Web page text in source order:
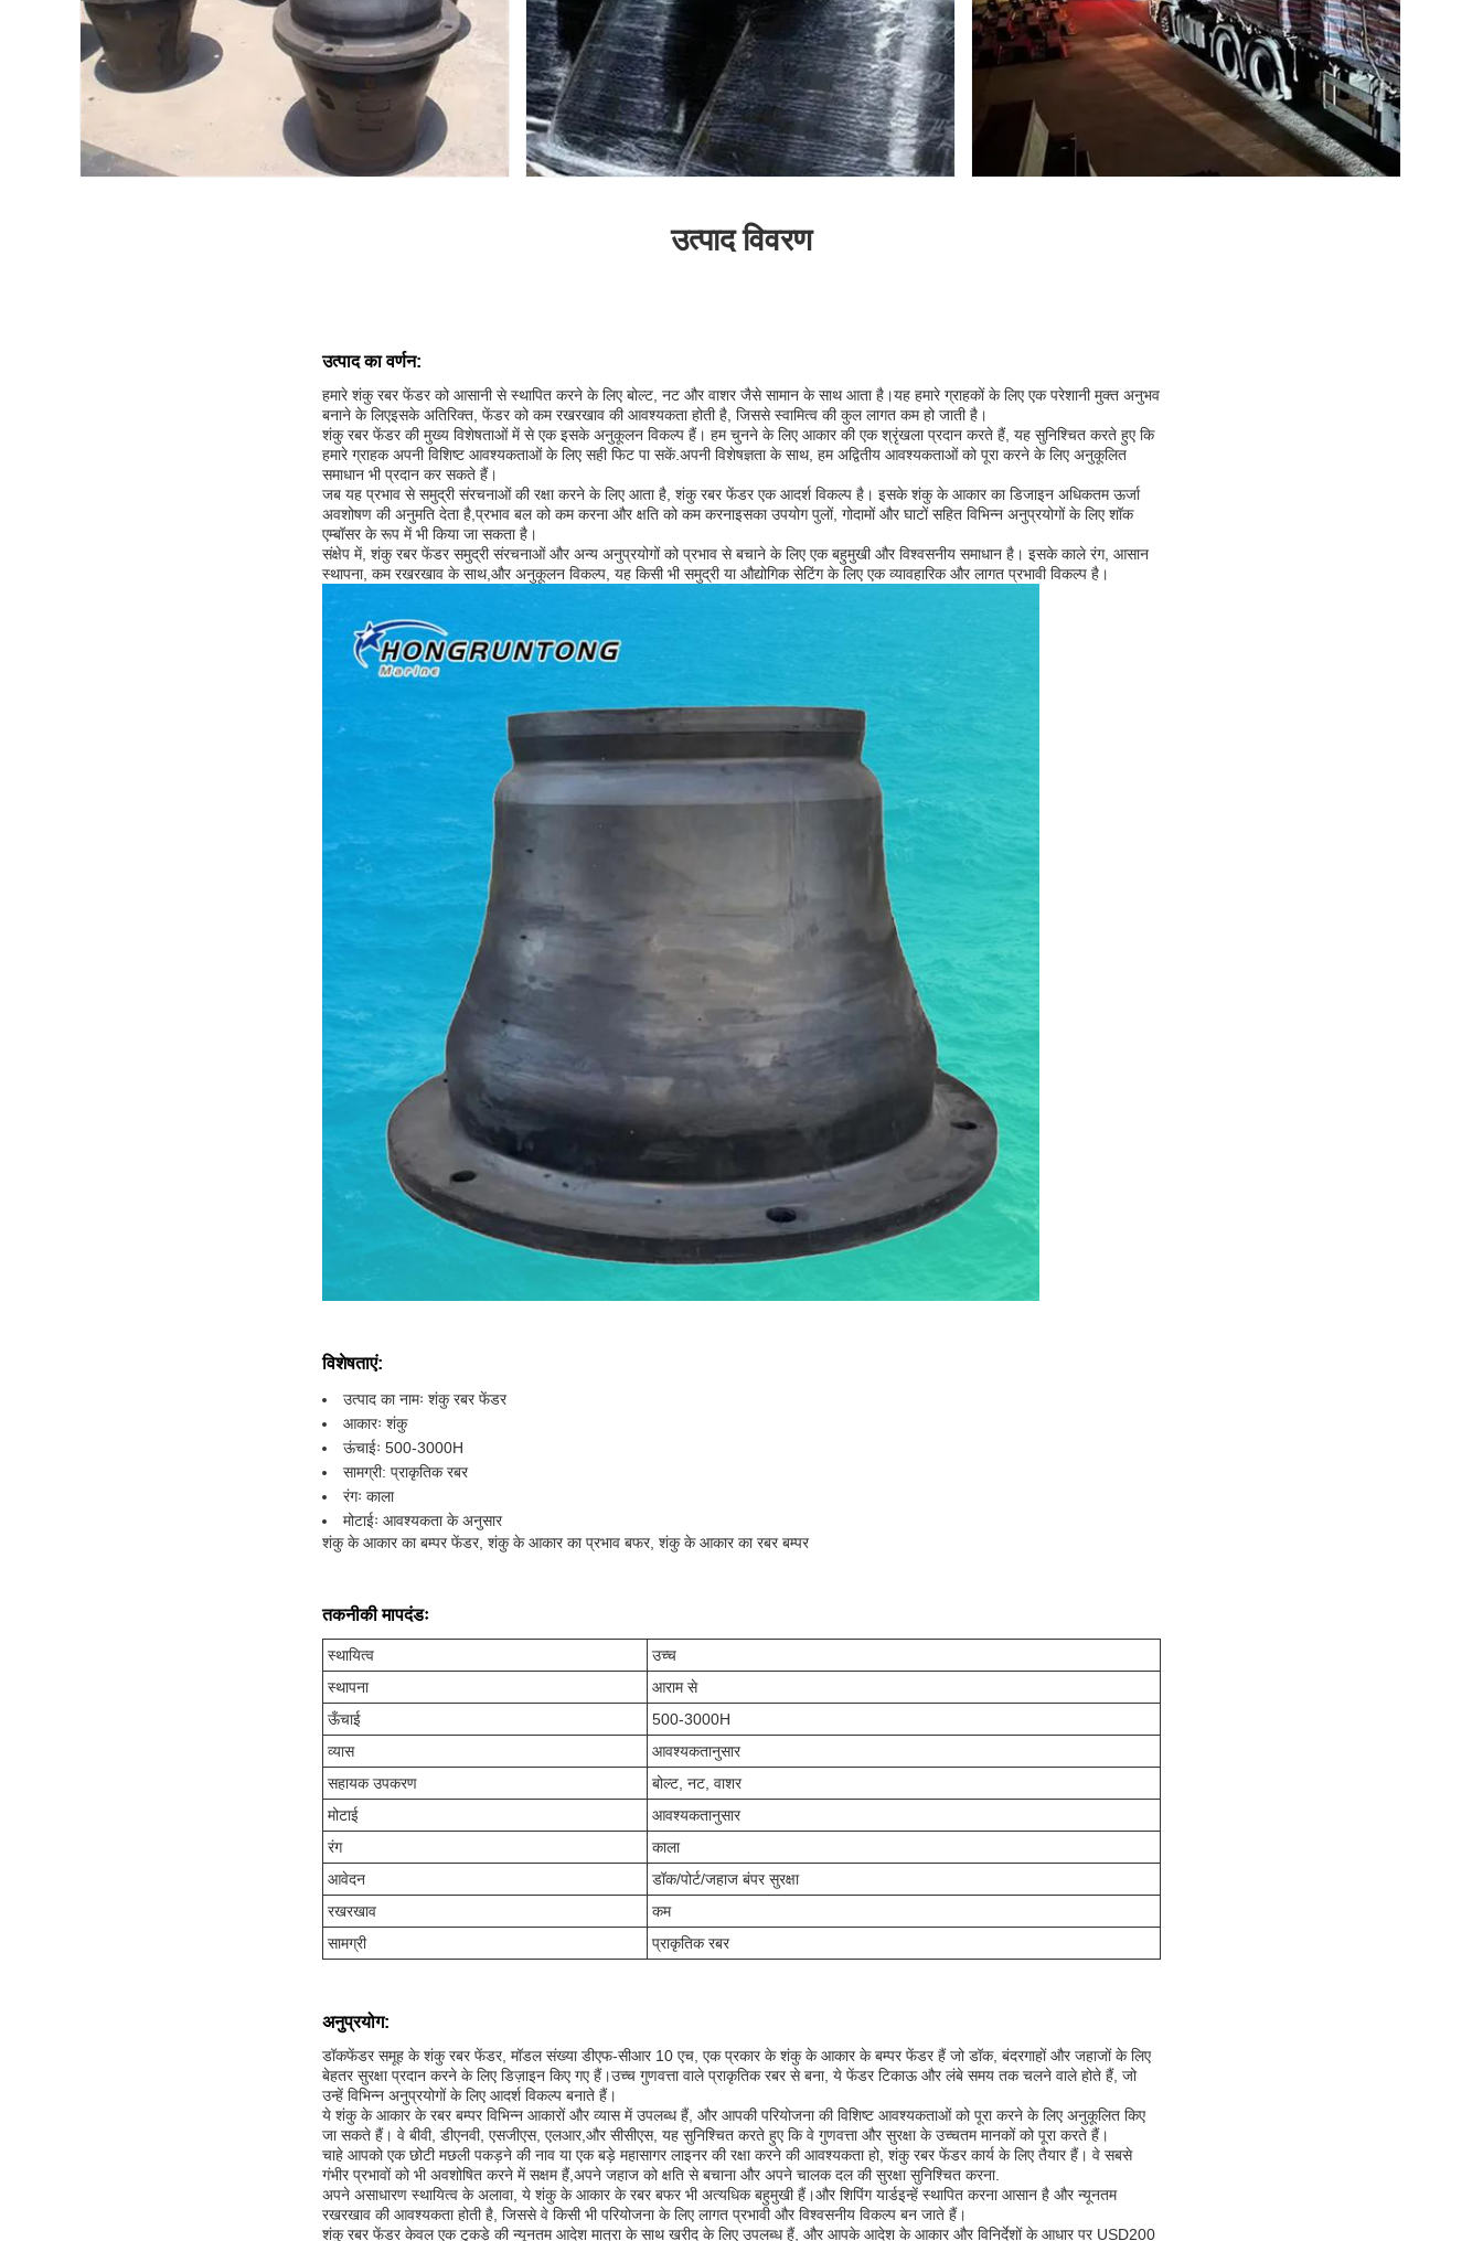
उत्पाद विवरण
उत्पाद का वर्णन:
हमारे शंकु रबर फेंडर को आसानी से स्थापित करने के लिए बोल्ट, नट और वाशर जैसे सामान के साथ आता है।यह हमारे ग्राहकों के लिए एक परेशानी मुक्त अनुभव
बनाने के लिएइसके अतिरिक्त, फेंडर को कम रखरखाव की आवश्यकता होती है, जिससे स्वामित्व की कुल लागत कम हो जाती है।
शंकु रबर फेंडर की मुख्य विशेषताओं में से एक इसके अनुकूलन विकल्प हैं। हम चुनने के लिए आकार की एक श्रृंखला प्रदान करते हैं, यह सुनिश्चित करते हुए कि
हमारे ग्राहक अपनी विशिष्ट आवश्यकताओं के लिए सही फिट पा सकें.अपनी विशेषज्ञता के साथ, हम अद्वितीय आवश्यकताओं को पूरा करने के लिए अनुकूलित
समाधान भी प्रदान कर सकते हैं।
जब यह प्रभाव से समुद्री संरचनाओं की रक्षा करने के लिए आता है, शंकु रबर फेंडर एक आदर्श विकल्प है। इसके शंकु के आकार का डिजाइन अधिकतम ऊर्जा
अवशोषण की अनुमति देता है,प्रभाव बल को कम करना और क्षति को कम करनाइसका उपयोग पुलों, गोदामों और घाटों सहित विभिन्न अनुप्रयोगों के लिए शॉक
एम्बॉसर के रूप में भी किया जा सकता है।
संक्षेप में, शंकु रबर फेंडर समुद्री संरचनाओं और अन्य अनुप्रयोगों को प्रभाव से बचाने के लिए एक बहुमुखी और विश्वसनीय समाधान है। इसके काले रंग, आसान
स्थापना, कम रखरखाव के साथ,और अनुकूलन विकल्प, यह किसी भी समुद्री या औद्योगिक सेटिंग के लिए एक व्यावहारिक और लागत प्रभावी विकल्प है।
विशेषताएं:
उत्पाद का नामः शंकु रबर फेंडर
आकारः शंकु
ऊंचाईः 500-3000H
सामग्री: प्राकृतिक रबर
रंगः काला
मोटाईः आवश्यकता के अनुसार
शंकु के आकार का बम्पर फेंडर, शंकु के आकार का प्रभाव बफर, शंकु के आकार का रबर बम्पर
तकनीकी मापदंडः
स्थायित्व
उच्च
स्थापना
आराम से
ऊँचाई
500-3000H
व्यास
आवश्यकतानुसार
सहायक उपकरण
बोल्ट, नट, वाशर
मोटाई
आवश्यकतानुसार
रंग
काला
आवेदन
डॉक/पोर्ट/जहाज बंपर सुरक्षा
रखरखाव
कम
सामग्री
प्राकृतिक रबर
अनुप्रयोग:
डॉकफेंडर समूह के शंकु रबर फेंडर, मॉडल संख्या डीएफ-सीआर 10 एच, एक प्रकार के शंकु के आकार के बम्पर फेंडर हैं जो डॉक, बंदरगाहों और जहाजों के लिए
बेहतर सुरक्षा प्रदान करने के लिए डिज़ाइन किए गए हैं।उच्च गुणवत्ता वाले प्राकृतिक रबर से बना, ये फेंडर टिकाऊ और लंबे समय तक चलने वाले होते हैं, जो
उन्हें विभिन्न अनुप्रयोगों के लिए आदर्श विकल्प बनाते हैं।
ये शंकु के आकार के रबर बम्पर विभिन्न आकारों और व्यास में उपलब्ध हैं, और आपकी परियोजना की विशिष्ट आवश्यकताओं को पूरा करने के लिए अनुकूलित किए
जा सकते हैं। वे बीवी, डीएनवी, एसजीएस, एलआर,और सीसीएस, यह सुनिश्चित करते हुए कि वे गुणवत्ता और सुरक्षा के उच्चतम मानकों को पूरा करते हैं।
चाहे आपको एक छोटी मछली पकड़ने की नाव या एक बड़े महासागर लाइनर की रक्षा करने की आवश्यकता हो, शंकु रबर फेंडर कार्य के लिए तैयार हैं। वे सबसे
गंभीर प्रभावों को भी अवशोषित करने में सक्षम हैं,अपने जहाज को क्षति से बचाना और अपने चालक दल की सुरक्षा सुनिश्चित करना.
अपने असाधारण स्थायित्व के अलावा, ये शंकु के आकार के रबर बफर भी अत्यधिक बहुमुखी हैं।और शिपिंग यार्डइन्हें स्थापित करना आसान है और न्यूनतम
रखरखाव की आवश्यकता होती है, जिससे वे किसी भी परियोजना के लिए लागत प्रभावी और विश्वसनीय विकल्प बन जाते हैं।
शंकु रबर फेंडर केवल एक टुकड़े की न्यूनतम आदेश मात्रा के साथ खरीद के लिए उपलब्ध हैं, और आपके आदेश के आकार और विनिर्देशों के आधार पर USD200